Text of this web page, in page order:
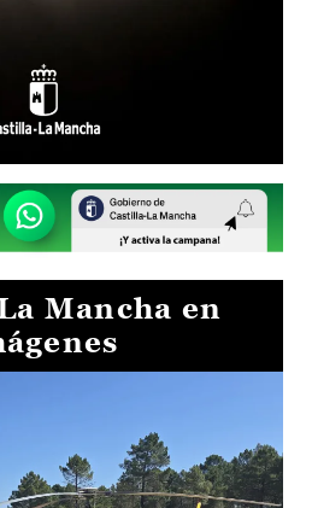
Mancha en